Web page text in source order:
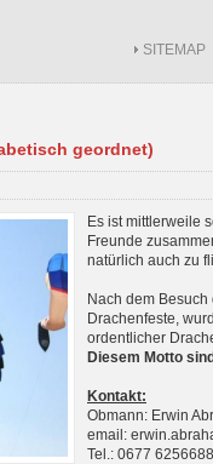
SITEMAP
geordnet)
Es ist mittlerweile
Freunde
natürlich auch zu
Nach dem
Drachenfeste,
ordentlicher
Diesem Motto
Kontakt:
Obmann: Erwin
email:
Tel.: 0677